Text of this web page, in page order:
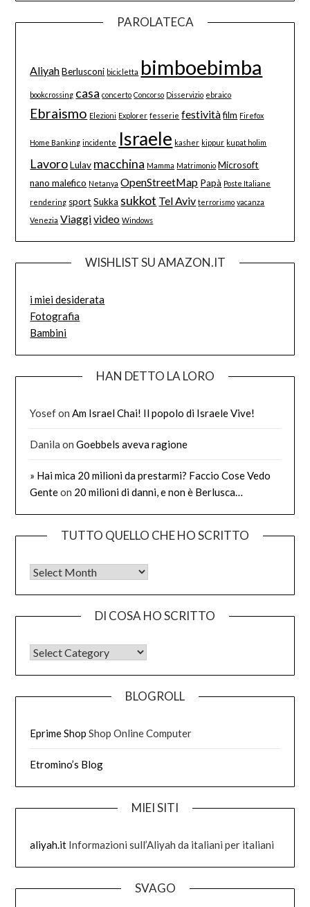
PAROLATECA
Aliyah Berlusconi bicicletta bimboebimba
bookcrossing casa concerto Concorso Disservizio ebraico
Ebraismo Elezioni Explorer fesserie festività film Firefox
Home Banking incidente Israele kasher kippur kupat holim
Lavoro Lulav macchina Mamma Matrimonio Microsoft
nano malefico Netanya OpenStreetMap Papà Poste Italiane
rendering sport Sukka sukkot Tel Aviv terrorismo vacanza
Venezia Viaggivideo Windows
WISHLIST SU AMAZON.IT
i miei desiderata
Fotografia
Bambini
HAN DETTO LA LORO
YosefonAm Israel Chai! Il popolo di Israele Vive!
Danila onGoebbels aveva ragione
» Hai mica 20 milioni da prestarmi? Faccio Cose Vedo
Genteon 20 milioni di danni, e non è Berlusca…
TUTTO QUELLO CHE HO SCRITTO
Tutto quello che ho scritto
DI COSA HO SCRITTO
DI COSA HO SCRITTO
BLOGROLL
Eprime Shop Shop Online Computer
Etromino’s Blog
MIEI SITI
aliyah.it Informazioni sull’Aliyah da italiani per italiani
SVAGO